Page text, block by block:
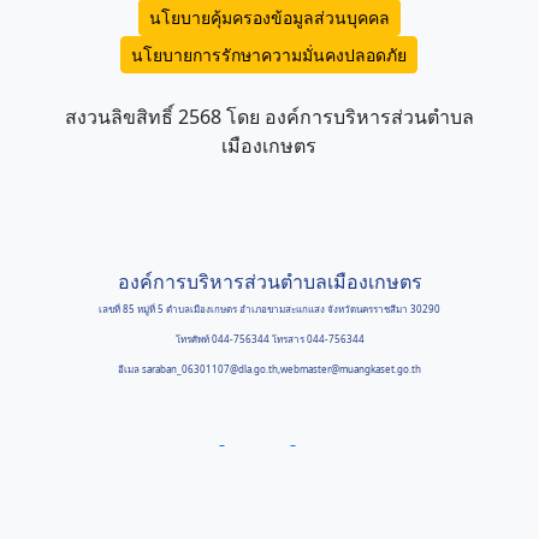
นโยบายคุ้มครองข้อมูลส่วนบุคคล
นโยบายการรักษาความมั่นคงปลอดภัย
สงวนลิขสิทธิ์ 2568 โดย องค์การบริหารส่วนตำบล
เมืองเกษตร
องค์การบริหารส่วนตำบลเมืองเกษตร
เลขที่ 85 หมู่ที่ 5 ตำบลเมืองเกษตร อำเภอขามสะแกแสง จังหวัดนครราชสีมา 30290
โทรศัพท์ 044-756344 โทรสาร 044-756344
อีเมล saraban_06301107@dla.go.th,webmaster@muangkaset.go.th